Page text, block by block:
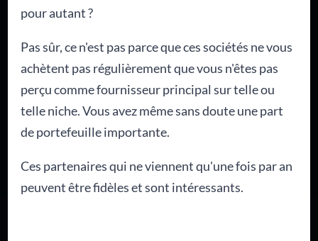
pour autant ?
Pas sûr, ce n'est pas parce que ces sociétés ne vous
achètent pas régulièrement que vous n'êtes pas
perçu comme fournisseur principal sur telle ou
telle niche. Vous avez même sans doute une part
de portefeuille importante.
Ces partenaires qui ne viennent qu'une fois par an
peuvent être fidèles et sont intéressants.